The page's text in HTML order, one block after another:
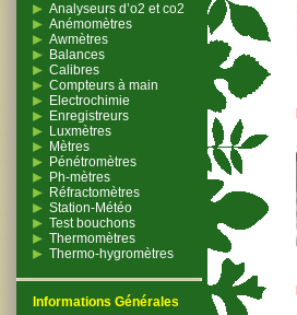
Analyseurs d’o2 et co2
Anémomètres
Awmètres
Balances
Calibres
Compteurs à main
Electrochimie
Enregistreurs
Luxmètres
Mètres
Pénétromètres
Ph-mètres
Réfractomètres
Station-Météo
Test bouchons
Thermomètres
Thermo-hygromètres
Informations Générales